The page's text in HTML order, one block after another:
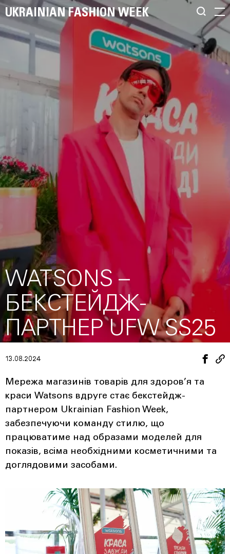
UKRAINIAN FASHION WEEK
WATSONS –
БЕКСТЕЙДЖ-
ПАРТНЕР UFW SS25
13.08.2024
Mережа магазинів товарів для здоров’я та
краси Watsons вдруге стає бекстейдж-
партнером Ukrainian Fashion Week,
забезпечуючи команду стилю, що
працюватиме над образами моделей для
показів, всіма необхідними косметичними та
доглядовими засобами.